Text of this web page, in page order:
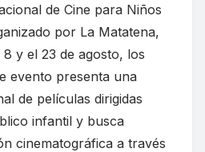
de Cine para Niños
por La Matatena,
y el 23 de agosto, los
evento presenta una
de películas dirigidas
infantil y busca
cinematográfica a través